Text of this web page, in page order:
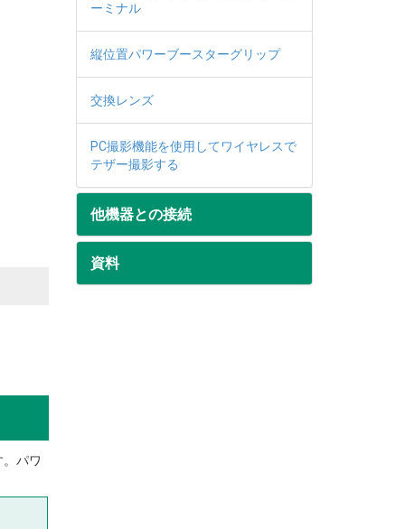
パワ
ーミナル
縦位置パワーブースターグリップ
交換レンズ
PC撮影機能を使用してワイヤレスで
テザー撮影する
他機器との接続
資料